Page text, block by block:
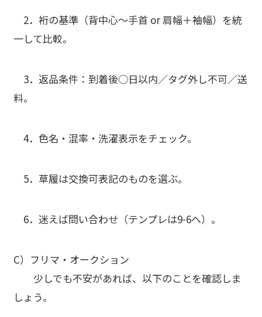
2．裄の基準 （背中心〜手首 or 肩幅＋袖幅）を統
一して比較。
3．返品条件 ：到着後○日以内／タグ外し不可／送
料。
4． 色名・混率・洗濯表示をチェック。
5． 草履は交換可表記のものを選ぶ。
6．迷えば問い合わせ （テンプレは9-6へ）。
C）フリマ・オークション
少しでも不安があれば、以下のことを確認しま
しょう。